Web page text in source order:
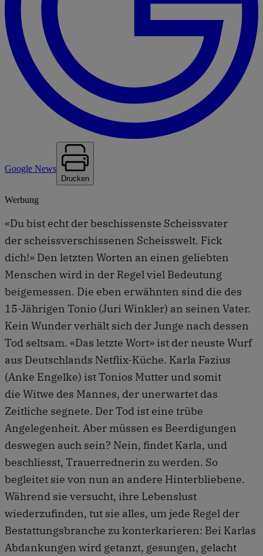
Google News
Drucken
Werbung
«Du bist echt der beschissenste Scheissvater
der scheissverschissenen Scheisswelt. Fick
dich!» Den letzten Worten an einen geliebten
Menschen wird in der Regel viel Bedeutung
beigemessen. Die eben erwähnten sind die des
15-Jährigen Tonio (Juri Winkler) an seinen Vater.
Kein Wunder verhält sich der Junge nach dessen
Tod seltsam. «Das letzte Wort» ist der neuste Wurf
aus Deutschlands Netflix-Küche. Karla Fazius
(Anke Engelke) ist Tonios Mutter und somit
die Witwe des Mannes, der unerwartet das
Zeitliche segnete. Der Tod ist eine trübe
Angelegenheit. Aber müssen es Beerdigungen
deswegen auch sein? Nein, findet Karla, und
beschliesst, Trauerrednerin zu werden. So
begleitet sie von nun an andere Hinterbliebene.
Während sie versucht, ihre Lebenslust
wiederzufinden, tut sie alles, um jede Regel der
Bestattungsbranche zu konterkarieren: Bei Karlas
Abdankungen wird getanzt, gesungen, gelacht